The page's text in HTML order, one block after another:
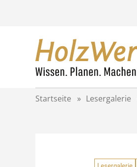
Startseite » Lesergalerie